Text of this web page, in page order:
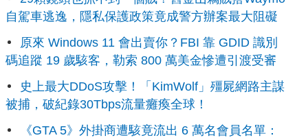
自駕車逃逸，隱私保護政策竟成警方辦案最大阻礙
原來 Windows 11 會出賣你？FBI 靠 GDID 識別
碼追蹤 19 歲駭客，勒索 800 萬美金慘遭引渡受審
史上最大DDoS攻擊！「KimWolf」殭屍網路主謀
被捕，破紀錄30Tbps流量癱瘓全球！
《GTA 5》外掛商遭駭竟流出 6 萬名會員名單：